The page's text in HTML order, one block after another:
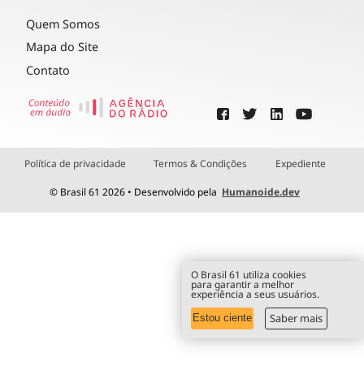
Quem Somos
Mapa do Site
Contato
Política de privacidade Termos & Condições Expediente
© Brasil 61 2026 • Desenvolvido pela Humanoide.dev
O Brasil 61 utiliza cookies
para garantir a melhor
experiência a seus usuários.
Estou ciente Saber mais